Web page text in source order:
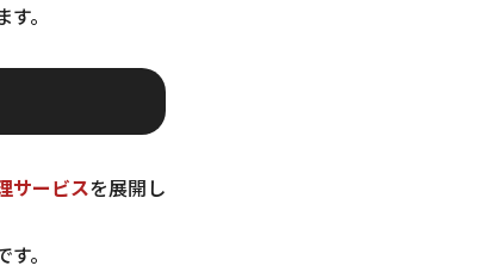
。
サービスを展開し
。